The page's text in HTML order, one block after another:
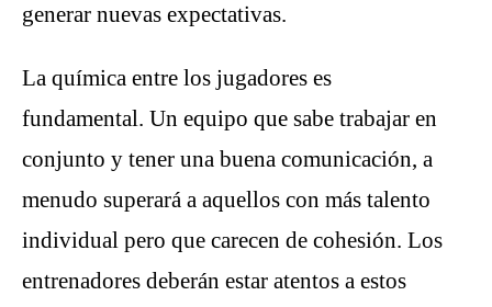
generar nuevas expectativas.
La química entre los jugadores es
fundamental. Un equipo que sabe trabajar en
conjunto y tener una buena comunicación, a
menudo superará a aquellos con más talento
individual pero que carecen de cohesión. Los
entrenadores deberán estar atentos a estos